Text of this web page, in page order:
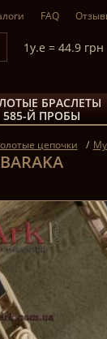
FAQ
1y.e = 44.9 грн
БРАСЛЕТЫ
585-Й ПРОБЫ
цепочки